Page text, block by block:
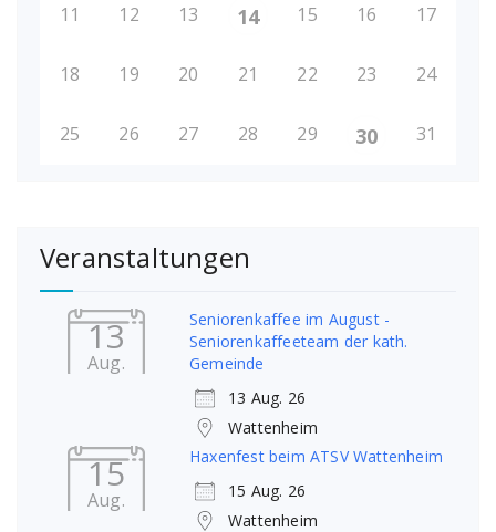
11 12 13 14 15 16 17
18 19 20 21 22 23 24
25 26 27 28 29 30 31
Veranstaltungen
13
Aug.
Seniorenkaffee im August -
Seniorenkaffeeteam der kath.
Gemeinde
13 Aug. 26
Wattenheim
15
Aug.
Haxenfest beim ATSV Wattenheim
15 Aug. 26
Wattenheim